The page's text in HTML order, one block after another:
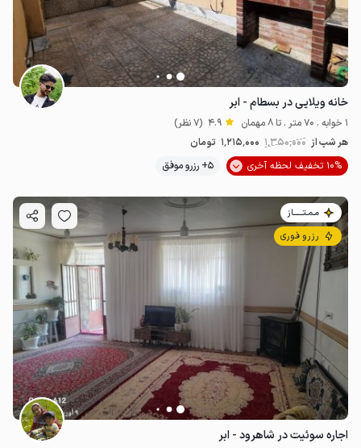
خانه ویلایی در بسطام - ابر
1 خوابه . 70 متر . تا 8 مهمان 4.9 (7 نظر)
هر شب از 1٬350٬000 1٬215٬000 تومان
10% تخفیف لحظه آخری
5+ رزرو موفق
مـمـتــــــاز
رزرو فوری
اجاره سوئیت در شاهرود - ابر